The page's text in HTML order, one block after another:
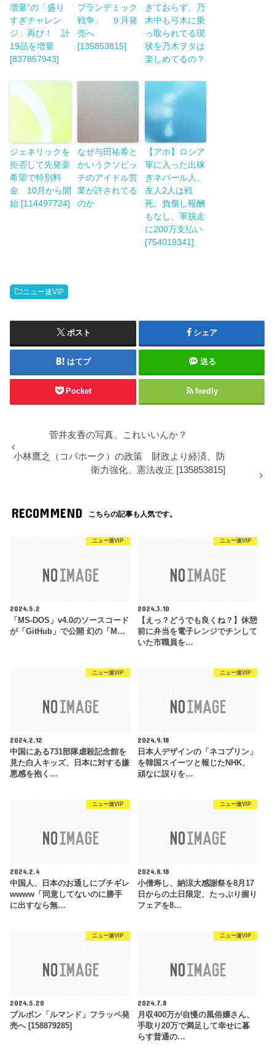
増量”の「盛り
すぎチャレン
ジ」再び！ 計
19品を増量
[837857943]
プランデミック
戦争」 ９月発
売へ
[135853815]
きておらず、乃
木中も弓木に乗
っ取られてる現
状を乃木ヲタは
楽しめてるの？
ジェネリックを
拒否して先発薬
希望で特別料
金 10月から開
始 [114497724]
なぜ与田祐希と
かいうクソビッ
チのアイドル営
業が許されてる
のか
【アホ】ロシア
軍に入った出稼
ぎネパール人、
友人2人は戦
死、負傷し報酬
もなし、軍脱走
に200万支払い
[754019341]
ニュー速VIP
ポスト シェア
はてブ 送る
Pocket feedly
菅井友香の写真、これいいんか？
小林鷹之（コバホーク）の政策 財政より経済、防
衛力強化、憲法改正 [135853815]
RECOMMEND こちらの記事も人気です。
ニュー速VIP
2024.5.2
「MS-DOS」v4.0のソースコード
が「GitHub」で公開 幻の「M…
ニュー速VIP
2024.3.10
【えっ？どうでも良くね？】休憩
前に弁当を電子レンジでチンして
いた市職員を…
ニュー速VIP
2024.2.12
中国にある731部隊虐殺記念館を
見た白人キッズ、日本に対する嫌
悪感を抱く…
ニュー速VIP
2024.9.18
日本人デザインの「ネコプリン」
を韓国スイーツと報じたNHK、
頑なに誤りを…
ニュー速VIP
2024.2.4
中国人、日本のお通しにブチギレ
wwww「同意してないのに勝手
に出すなら無…
ニュー速VIP
2024.8.18
小僧寿し、納涼大感謝祭を8月17
日からの土日限定、たっぷり握り
フェアを8…
ニュー速VIP
2024.5.20
ブルボン「ルマンド」フラッペ発
売へ [158879285]
ニュー速VIP
2024.7.8
月収400万が自慢の風俗嬢さん、
手取り20万で満足して幸せに暮
らす普通の…